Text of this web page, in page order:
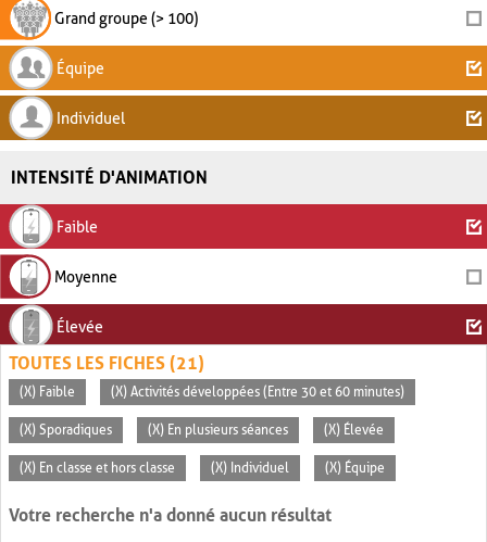
Grand groupe (> 100)
Équipe
Individuel
INTENSITÉ D'ANIMATION
Faible
Moyenne
Élevée
TOUTES LES FICHES (21)
(X) Faible (X) Activités développées (Entre 30 et 60 minutes)
(X) Sporadiques (X) En plusieurs séances (X) Élevée
(X) En classe et hors classe (X) Individuel (X) Équipe
Votre recherche n'a donné aucun résultat